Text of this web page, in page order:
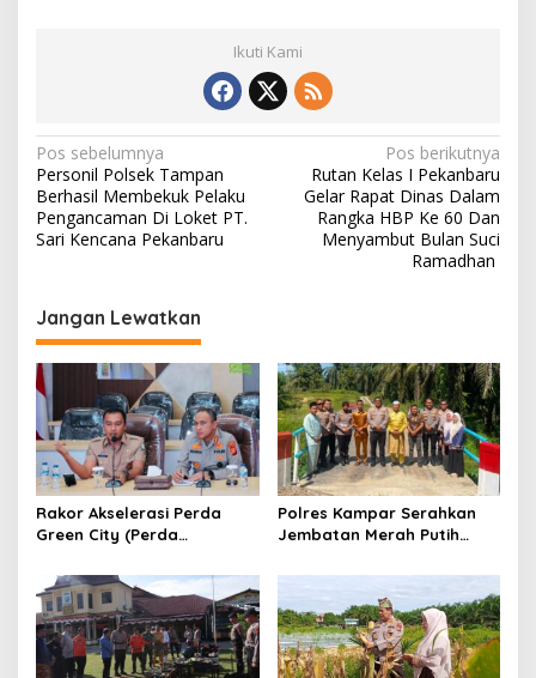
Ikuti Kami
N
a
v
i
a
s
i
p
o
s
Pos sebelumnya
Personil Polsek Tampan
Berhasil Membekuk Pelaku
Pengancaman Di Loket PT.
Sari Kencana Pekanbaru
Pos berikutnya
Rutan Kelas I Pekanbaru
Gelar Rapat Dinas Dalam
Rangka HBP Ke 60 Dan
Menyambut Bulan Suci
Ramadhan
Jangan Lewatkan
Rakor Akselerasi Perda
Green City (Perda
Pekanbaru Bersama Dinas
Lingkungan Hidup Kota
Pekanbaru dan Tim Pakar
Polres Kampar Serahkan
Jembatan Merah Putih
Warga Pulau Jambu Kuok